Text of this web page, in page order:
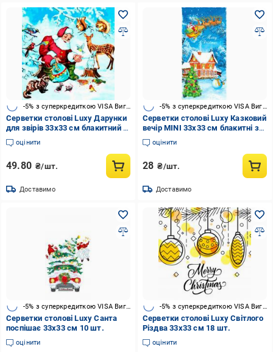
-5% з суперкредиткою VISA Вигода
Серветки столові Luxy Дарунки
для звірів 33х33 см блакитний із
принтом 18 шт.
оцінити
49.80 ₴/шт.
Доставимо
Серветки столові Luxy Казковий
вечір MINI 33х33 см блакитні з
принтом 10 шт.
оцінити
28 ₴/шт.
Доставимо
-5% з суперкредиткою VISA Вигода
Серветки столові Luxy Санта
поспішає 33х33 см 10 шт.
оцінити
Серветки столові Luxy Світлого
Різдва 33х33 см 18 шт.
оцінити